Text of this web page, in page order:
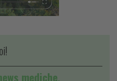
mediche,